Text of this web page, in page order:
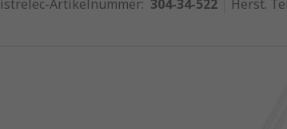
Artikelnummer: 304-34-522 Herst.